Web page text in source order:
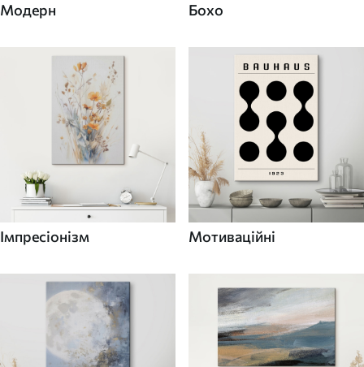
Модерн Бохо
Імпресіонізм Мотиваційні